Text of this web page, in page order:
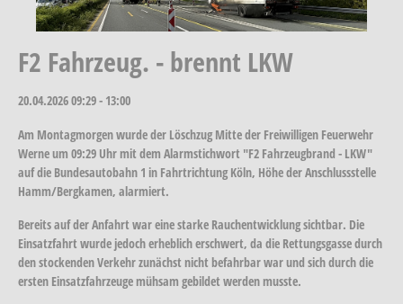
F2 Fahrzeug. - brennt LKW
20.04.202609:29 - 13:00
Am Montagmorgen wurde der Löschzug Mitte der Freiwilligen Feuerwehr
Werne um 09:29 Uhr mit dem Alarmstichwort "F2 Fahrzeugbrand - LKW"
auf die Bundesautobahn 1 in Fahrtrichtung Köln, Höhe der Anschlussstelle
Hamm/Bergkamen, alarmiert.
Bereits auf der Anfahrt war eine starke Rauchentwicklung sichtbar. Die
Einsatzfahrt wurde jedoch erheblich erschwert, da die Rettungsgasse durch
den stockenden Verkehr zunächst nicht befahrbar war und sich durch die
ersten Einsatzfahrzeuge mühsam gebildet werden musste.